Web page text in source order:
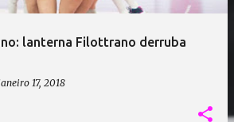
lanterna Filottrano derruba
17, 2018